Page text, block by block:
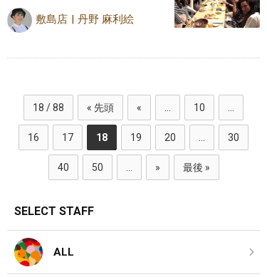
敷島店 丹野 麻利絵
18 / 88 « 先頭 « 10
16 17 18 19 20 30
40 50 » 最後 »
SELECT STAFF
ALL